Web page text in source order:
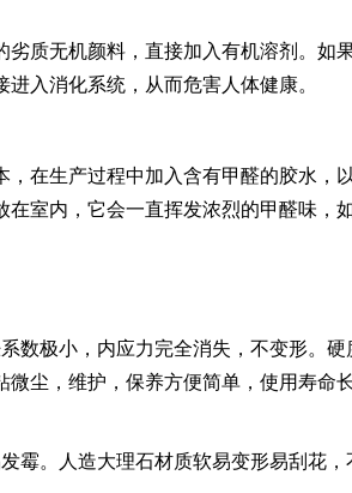
质无机颜料，直接加入有机溶剂。如
入消化系统，从而危害人体健康。
在生产过程中加入含有甲醛的胶水，
室内，它会一直挥发浓烈的甲醛味，
数极小，内应力完全消失，不变形。
尘，维护，保养方便简单，使用寿命
霉。人造大理石材质软易变形易刮花